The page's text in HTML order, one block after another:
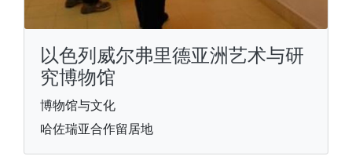
以色列威尔弗里德亚洲艺术与研
究博物馆
博物馆与文化
哈佐瑞亚合作留居地